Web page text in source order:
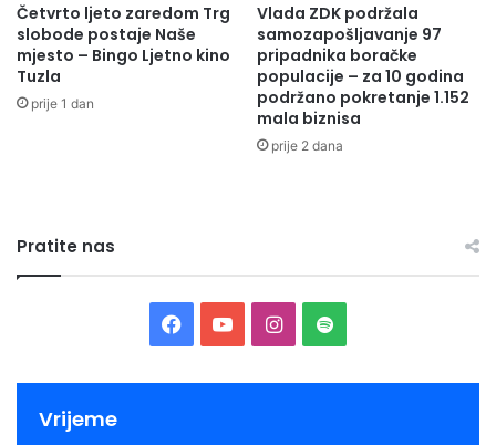
Četvrto ljeto zaredom Trg
slobode postaje Naše
mjesto – Bingo Ljetno kino
Tuzla
prije 1 dan
Vlada ZDK podržala
samozapošljavanje 97
pripadnika boračke
populacije – za 10 godina
podržano pokretanje 1.152
mala biznisa
prije 2 dana
Pratite nas
Facebook
YouTubeInstagram
Spotify
Vrijeme